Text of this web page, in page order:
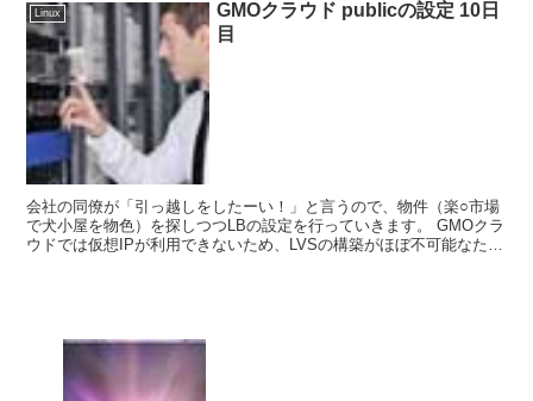
Linux
GMOクラウド publicの設定 10日
目
会社の同僚が「引っ越しをしたーい！」と言うので、物件（楽○市場
で犬小屋を物色）を探しつつLBの設定を行っていきます。 GMOクラ
ウドでは仮想IPが利用できないため、LVSの構築がほぼ不可能なため